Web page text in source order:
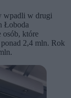
wpadli w drugi
Łoboda
osób, które
ponad 2,4 mln. Rok